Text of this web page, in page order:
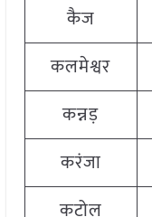
कैज
कलमेश्वर
कन्नड़
करंजा